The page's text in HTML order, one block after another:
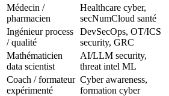
Médecin /
pharmacien
Healthcare cyber,
secNumCloud santé
Ingénieur process
/ qualité
DevSecOps, OT/ICS
security, GRC
Mathématicien
data scientist
AI/LLM security,
threat intel ML
Coach / formateur
expérimenté
Cyber awareness,
formation cyber